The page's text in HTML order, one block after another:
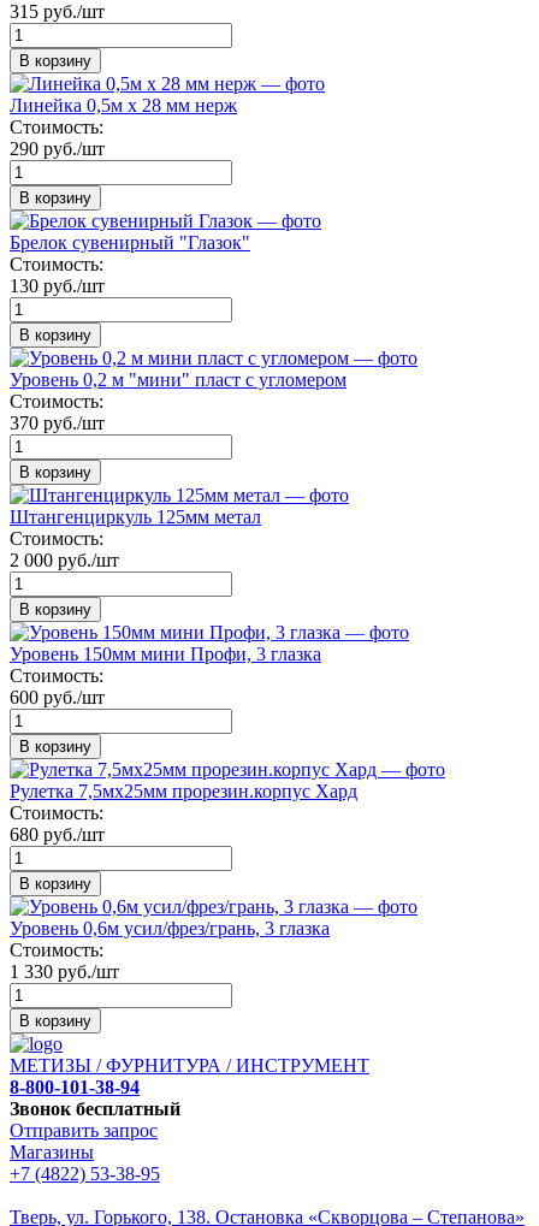
315 руб./шт
В корзину
Линейка 0,5м х 28 мм нерж
Стоимость:
290 руб./шт
В корзину
Брелок сувенирный "Глазок"
Стоимость:
130 руб./шт
В корзину
Уровень 0,2 м "мини" пласт с угломером
Стоимость:
370 руб./шт
В корзину
Штангенциркуль 125мм метал
Стоимость:
2 000 руб./шт
В корзину
Уровень 150мм мини Профи, 3 глазка
Стоимость:
600 руб./шт
В корзину
Рулетка 7,5мх25мм прорезин.корпус Хард
Стоимость:
680 руб./шт
В корзину
Уровень 0,6м усил/фрез/грань, 3 глазка
Стоимость:
1 330 руб./шт
В корзину
МЕТИЗЫ / ФУРНИТУРА / ИНСТРУМЕНТ
8-800-101-38-94
Звонок бесплатный
Отправить запрос
Магазины
+7 (4822) 53-38-95
Тверь, ул. Горького, 138. Остановка «Скворцова – Степанова»